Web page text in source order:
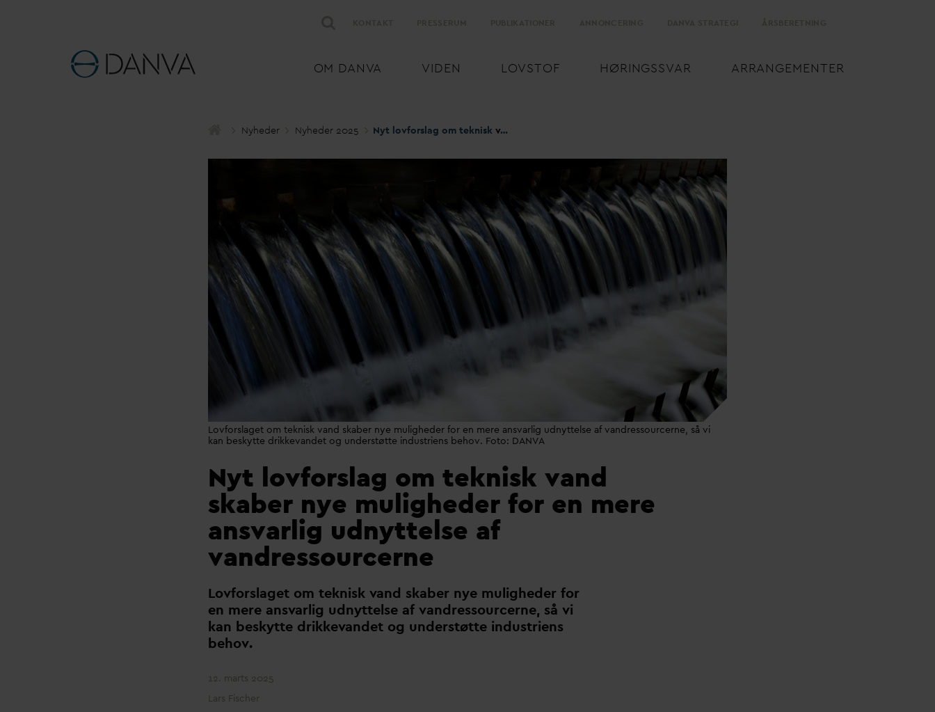
OM DANVA VIDEN LOVSTOF HØRINGSSVAR ARRANGEMENTER
Nyheder Nyheder 2025 Nyt lovforslag om teknisk vand skaber nye muligheder for en mere ans
Lovforslaget om teknisk vand skaber nye muligheder for en mere ansvarlig udnyttelse af vandressourcerne, så vi
kan beskytte drikkevandet og understøtte industriens behov. Foto: DANVA
Nyt lovforslag om teknisk vand
skaber nye muligheder for en mere
ansvarlig udnyttelse af
vandressourcerne
Lovforslaget om teknisk vand skaber nye muligheder for
en mere ansvarlig udnyttelse afvandressourcerne, så vi
kan beskytte drikkevandet og understøtte industriens
behov.
12. marts 2025
Lars Fischer